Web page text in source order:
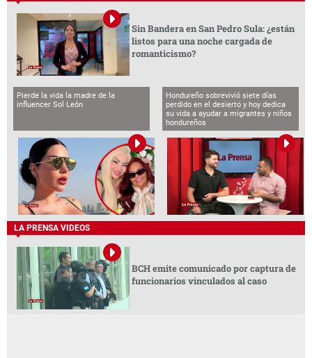
Sin Bandera en San Pedro Sula: ¿están
listos para una noche cargada de
romanticismo?
Pierde la vida la madre de la
influencer Sol León
Hondureño sobrevivió siete días
perdido en el desierto y hoy dedica
su vida a ayudar a migrantes y niños
hondureños
LA PRENSA VIDEOS
BCH emite comunicado por captura de
funcionarios vinculados al caso